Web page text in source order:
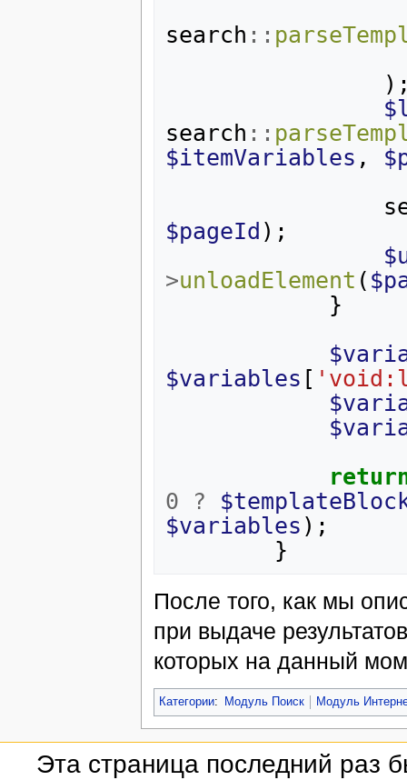
search ::
search ::
$itemVariables ,
$pageId );
>unloadElement (
}
$variables [
0
?
$variables );
}
После того, как мы
при выдаче
которых на данный
Категории: Модуль Поиск Модуль
Эта страница последний раз